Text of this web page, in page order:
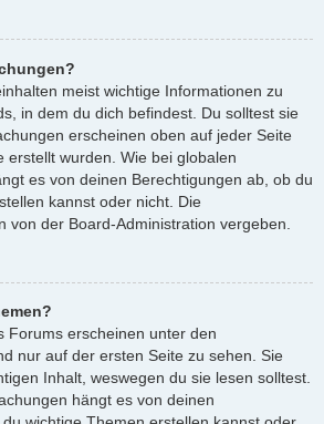
meist wichtige Informationen zu
in dem du dich befindest. Du solltest sie
erscheinen oben auf jeder Seite
erstellt wurden. Wie bei globalen
es von deinen Berechtigungen ab, ob du
kannst oder nicht. Die
von der Board-Administration vergeben.
Forums erscheinen unter den
nur auf der ersten Seite zu sehen. Sie
Inhalt, weswegen du sie lesen solltest.
hängt es von deinen